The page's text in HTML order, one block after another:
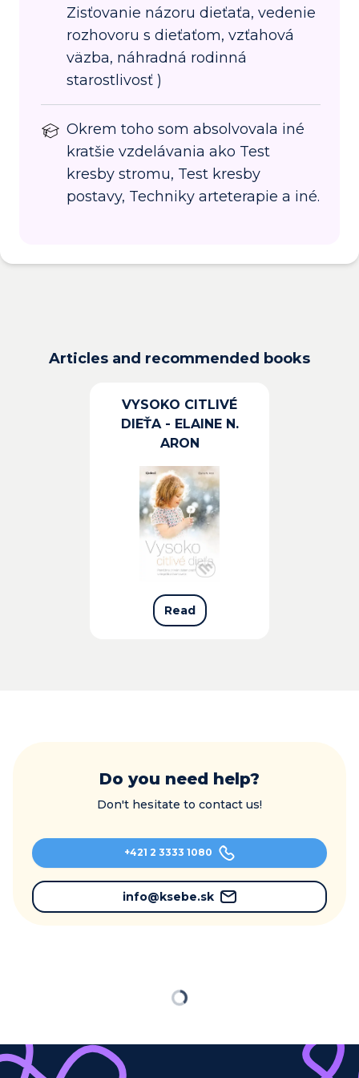
Zisťovanie názoru dieťaťa, vedenie
rozhovoru s dieťaťom, vzťahová
väzba, náhradná rodinná
starostlivosť )
Okrem toho som absolvovala iné
kratšie vzdelávania ako Test
kresby stromu, Test kresby
postavy, Techniky arteterapie a iné.
Articles and recommended books
VYSOKO CITLIVÉ
DIEŤA - ELAINE N.
ARON
Read
Do you need help?
Don't hesitate to contact us!
+421 2 3333 1080
info@ksebe.sk
Loading